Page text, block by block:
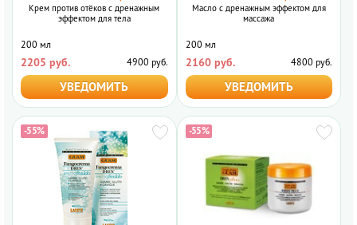
Крем против отёков с дренажным
эффектом для тела
200 мл
2205 руб. 4900 руб.
УВЕДОМИТЬ
Масло с дренажным эффектом для
массажа
200 мл
2160 руб. 4800 руб.
УВЕДОМИТЬ
-55% -55%